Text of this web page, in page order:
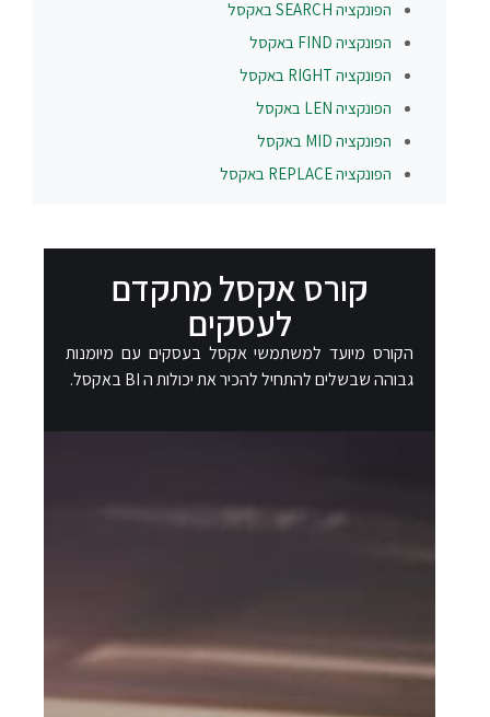
הפונקציה SEARCH באקסל
הפונקציה FIND באקסל
הפונקציה RIGHT באקסל
הפונקציה LEN באקסל
הפונקציה MID באקסל
הפונקציהREPLACE באקסל
קורס אקסל מתקדם
לעסקים
הקורס מיועד למשתמשי אקסל בעסקים עם מיומנות
גבוהה שבשלים להתחיל להכיר את יכולות ה BI באקסל.